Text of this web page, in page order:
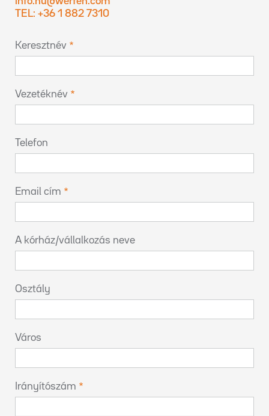
TEL: +36 1 882 7310
Keresztnév
Vezetéknév
Telefon
Email cím
A kórház/vállalkozás neve
Osztály
Város
Irányítószám